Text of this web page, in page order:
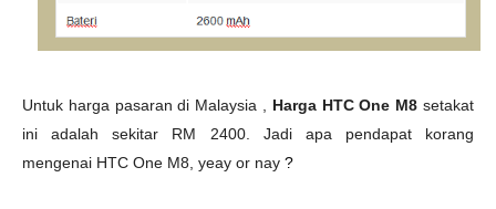
Untuk harga pasaran di Malaysia , Harga HTC One M8setakat
ini adalah sekitar RM 2400. Jadi apa pendapat korang
mengenai HTC One M8, yeay or nay ?